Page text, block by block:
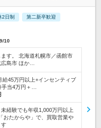
2日制 第二新卒歓迎
10
す。 北海道札幌市／函館市
島市 ほか…
給45万円以上+インセンティブ
当4万円＋…
経験でも年収1,000万円以上
おたからや」で、買取営業や
す